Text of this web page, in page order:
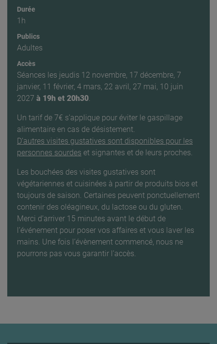
Durée
1h
Publics
Adultes
Accès
Séances les jeudis 12 novembre, 17 décembre, 7
janvier, 11 février, 4 mars, 22 avril, 27 mai, 10 juin
2027 à 19h et 20h30.
Un tarif de 7€ s’applique pour éviter le gaspillage
alimentaire en cas de désistement.
D’autres visites gustatives sont disponibles pour les
personnes sourdes et signantes et de leurs proches.
Les bouchées des visites gustatives sont
végétariennes et cuisinées à partir de produits bios et
toujours de saison. Certaines peuvent ponctuellement
contenir des oléagineux, du lactose ou du gluten.
Merci d’arriver 15 minutes avant le début de
l’événement pour poser vos affaires et vous laver les
mains. Une fois l’évènement commencé, nous ne
pourrons pas vous garantir l’accès.